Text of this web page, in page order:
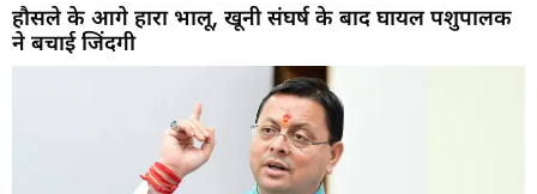
हौसले के आगे हारा भालू, खूनी संघर्ष के बाद घायल पशुपालक
ने बचाई जिंदगी